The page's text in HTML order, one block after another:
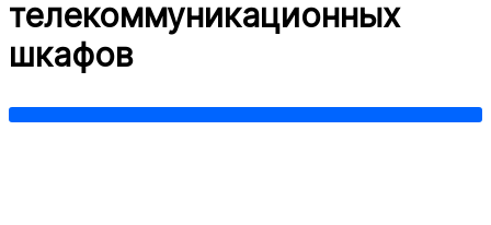
телекоммуникационных
шкафов